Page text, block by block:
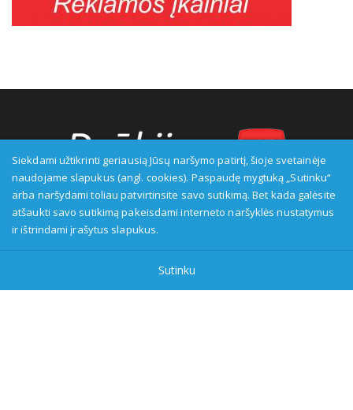
Transliuotojas: VšĮ Alytaus regioninė televizija, įmonės kodas:
149916583, adresas: Kranto g. 33, LT-62147 Alytus, priežiūros
www.etikoskomisija.lt. Informacija apie galimus pažeidimus gali
būti teikiama Lietuvos radijo ir televizijos komisijai (www.rtk.lt)
Siekdami užtikrinti geriausią Jūsų naršymo patirtį, šioje svetainėje
naudojame slapukus (angl. cookies). Paspaudę mygtuką „Sutinku“
arba naršydami toliau patvirtinsite savo sutikimą. Bet kada galėsite
atšaukti savo sutikimą pakeisdami interneto naršyklės nustatymus
ir ištrindami įrašytus slapukus.
Sutinku